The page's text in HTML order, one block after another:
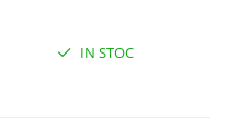
IN STOC